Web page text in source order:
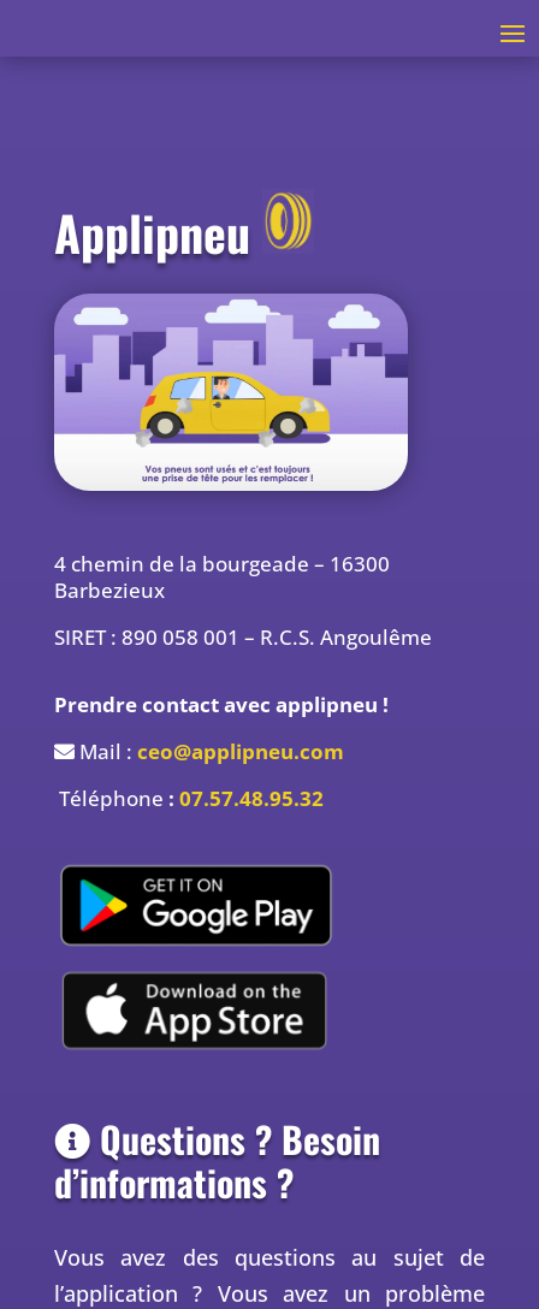
Applipneu
4 chemin de la bourgeade – 16300
Barbezieux
SIRET : 890 058 001 – R.C.S. Angoulême
Prendre contact avec applipneu !
Mail : ceo@applipneu.com
Téléphone : 07.57.48.95.32
Questions ? Besoin
d’informations ?
Vous avez des questions au sujet de
l’application ? Vous avez un problème